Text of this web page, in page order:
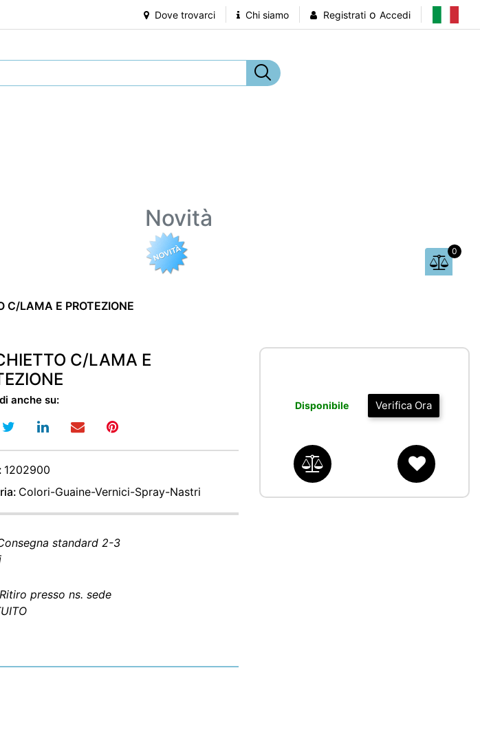
Dove trovarci Chi siamo Registrati o Accedi
Novità
0
C/LAMA E PROTEZIONE
C/LAMA E
anche su:
1202900
Colori-Guaine-Vernici-Spray-Nastri
standard 2-3
Ritiro presso ns. sede
Verifica Ora
Disponibile